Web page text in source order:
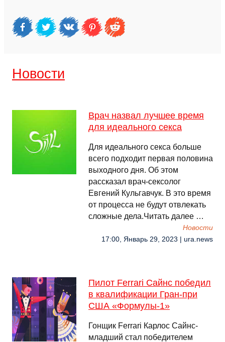
Новости
Врач назвал лучшее время
для идеального секса
Для идеального секса больше
всего подходит первая половина
выходного дня. Об этом
рассказал врач-сексолог
Евгений Кульгавчук. В это время
от процесса не будут отвлекать
сложные дела.Читать далее …
Новости
17:00, Январь 29, 2023 | ura.news
Пилот Ferrari Сайнс победил
в квалификации Гран-при
США «Формулы-1»
Гонщик Ferrari Карлос Сайнс-
младший стал победителем